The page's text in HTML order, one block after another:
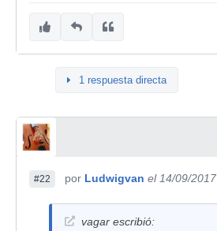
1 respuesta directa
#22 por Ludwigvan el 14/09/2017
vagar escribió: